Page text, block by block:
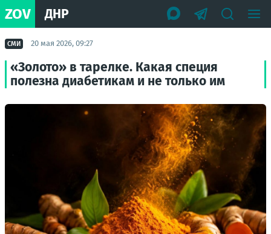
ZOV ДНР
СМИ 20 мая 2026, 09:27
«Золото» в тарелке. Какая специя
полезна диабетикам и не только им